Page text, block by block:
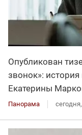
Опубликован
звонок»:
Екатерины
Панорама